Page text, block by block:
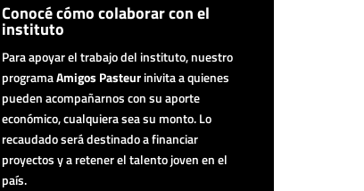
Conocé cómo colaborar con el
instituto
Para apoyar el trabajo del instituto, nuestro
programaAmigos Pasteurinivita a quienes
pueden acompañarnos con su aporte
económico, cualquiera sea su monto. Lo
recaudado será destinado a financiar
proyectos y a retener el talento joven en el
país.